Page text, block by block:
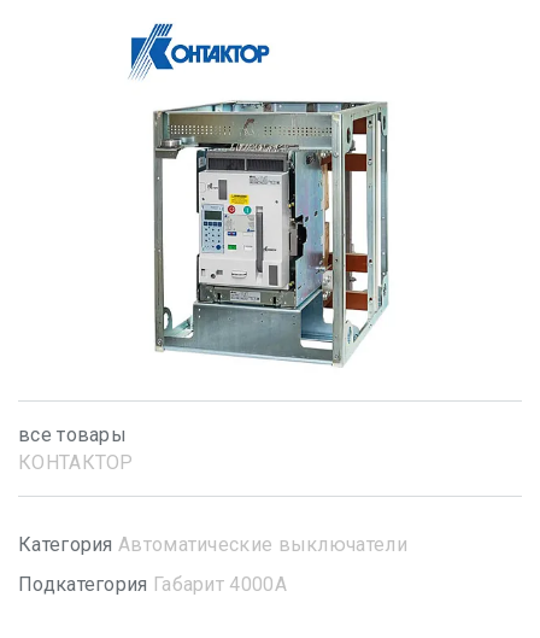
все товары
КОНТАКТОР
Категория Автоматические выключатели
Подкатегория Габарит 4000А